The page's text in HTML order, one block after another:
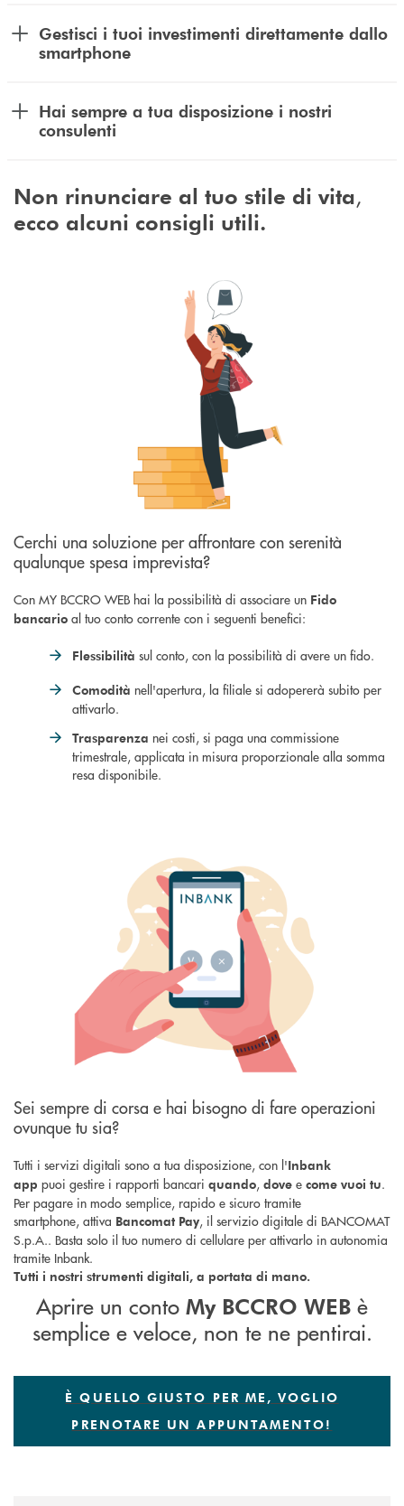
Gestisci i tuoi investimenti direttamente dallo
smartphone
Hai sempre a tua disposizione i nostri
consulenti
Non rinunciare al tuo stile di vita,
ecco alcuni consigli utili.
Cerchi una soluzione per affrontare con serenità
qualunque spesa imprevista?
Con MY BCCRO WEB hai la possibilità di associare un Fido
bancario al tuo conto corrente con i seguenti benefici:
Flessibilità sul conto, con la possibilità di avere un fido.
Comodità nell'apertura, la filiale si adopererà subito per
attivarlo.
Trasparenza nei costi, si paga una commissione
trimestrale, applicata in misura proporzionale alla somma
resa disponibile.
Sei sempre di corsa e hai bisogno di fare operazioni
ovunque tu sia?
Tutti i servizi digitali sono a tua disposizione, con l'Inbank
app puoi gestire i rapporti bancari quando, dove e come vuoi tu.
Per pagare in modo semplice, rapido e sicuro tramite
smartphone, attiva Bancomat Pay, il servizio digitale di BANCOMAT
S.p.A.. Basta solo il tuo numero di cellulare per attivarlo in autonomia
tramite Inbank.
Tutti i nostri strumenti digitali, a portata di mano.
Aprire un conto My BCCRO WEB è
semplice e veloce, non te ne pentirai.
È QUELLO GIUSTO PER ME, VOGLIO
PRENOTARE UN APPUNTAMENTO!